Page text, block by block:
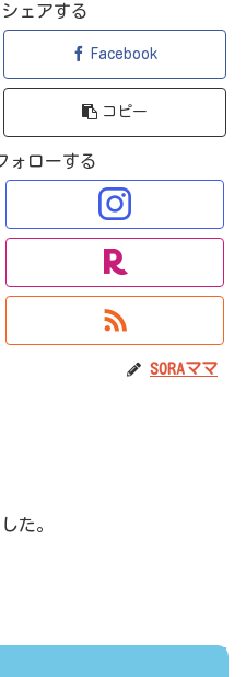
ェアする
Facebook
コピー
ォローする
SORAママ
た。